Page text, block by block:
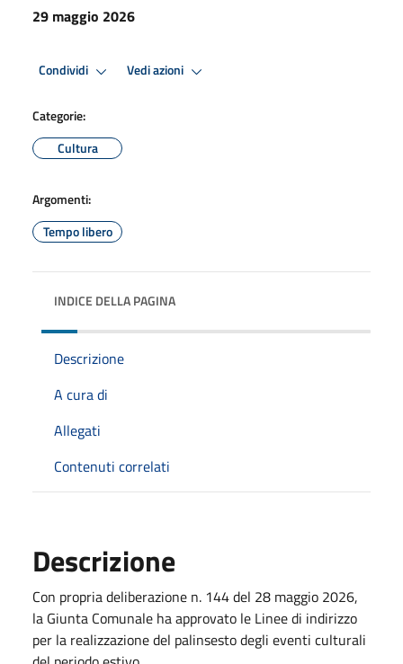
29 maggio 2026
Condividi Vedi azioni
Categorie:
Cultura
Argomenti:
Tempo libero
INDICE DELLA PAGINA
Descrizione
A cura di
Allegati
Contenuti correlati
Descrizione
Con propria deliberazione n. 144 del 28 maggio 2026,
la Giunta Comunale ha approvato le Linee di indirizzo
per la realizzazione del palinsesto degli eventi culturali